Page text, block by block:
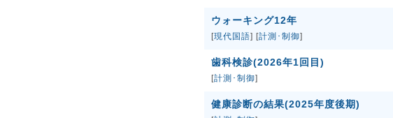
ウォーキング12年
[現代国語] [計測･制御]
歯科検診(2026年1回目)
[計測･制御]
健康診断の結果(2025年度後期)